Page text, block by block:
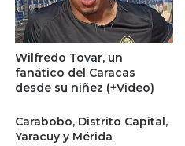
Wilfredo Tovar, un
fanático del Caracas
desde su niñez (+Video)
Carabobo, Distrito Capital,
Yaracuy y Mérida